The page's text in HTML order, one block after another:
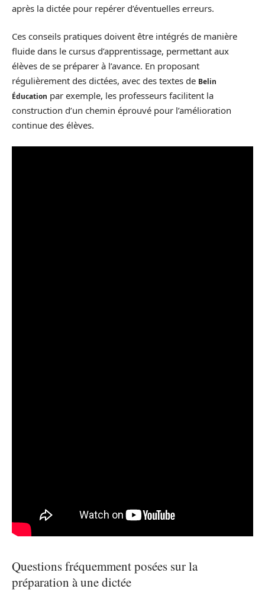
après la dictée pour repérer d’éventuelles erreurs.
Ces conseils pratiques doivent être intégrés de manière
fluide dans le cursus d’apprentissage, permettant aux
élèves de se préparer à l’avance. En proposant
régulièrement des dictées, avec des textes de Belin
Éducation par exemple, les professeurs facilitent la
construction d’un chemin éprouvé pour l’amélioration
continue des élèves.
Questions fréquemment posées sur la
préparation à une dictée